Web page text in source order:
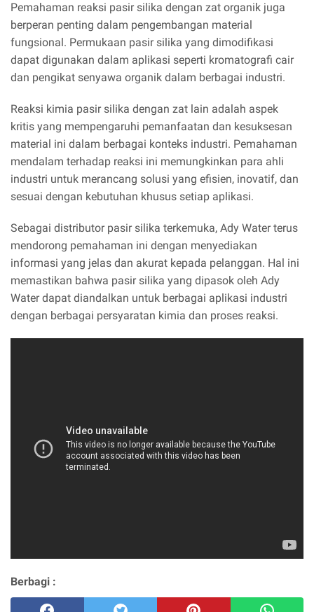
Pemahaman reaksi pasir silika dengan zat organik juga
berperan penting dalam pengembangan material
fungsional. Permukaan pasir silika yang dimodifikasi
dapat digunakan dalam aplikasi seperti kromatografi cair
dan pengikat senyawa organik dalam berbagai industri.
Reaksi kimia pasir silika dengan zat lain adalah aspek
kritis yang mempengaruhi pemanfaatan dan kesuksesan
material ini dalam berbagai konteks industri. Pemahaman
mendalam terhadap reaksi ini memungkinkan para ahli
industri untuk merancang solusi yang efisien, inovatif, dan
sesuai dengan kebutuhan khusus setiap aplikasi.
Sebagai distributor pasir silika terkemuka, Ady Water terus
mendorong pemahaman ini dengan menyediakan
informasi yang jelas dan akurat kepada pelanggan. Hal ini
memastikan bahwa pasir silika yang dipasok oleh Ady
Water dapat diandalkan untuk berbagai aplikasi industri
dengan berbagai persyaratan kimia dan proses reaksi.
Berbagi :